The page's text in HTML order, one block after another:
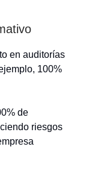
en auditorías
100%
de
riesgos